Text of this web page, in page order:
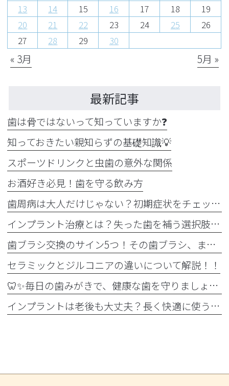
13
14 15 16 17 18
19
20
21 22 23 24 25
26
27
28 29 30
« 3月 5月 »
最新記事
歯は骨ではないって知っていますか❓
知っておきたい親知らずの基礎知識💡
スポーツドリンクと虫歯の意外な関係
お酒好き必見！歯を守る飲み方
歯周病は大人だけじゃない？初期症状をチェック
インプラント治療とは？失った歯を補う選択肢を正しく知りましょう！！
歯ブラシ交換のサイン5つ！その歯ブラシ、まだ使っていませんか？🪥
セラミックとジルコニアの違いについて解説！！
🦷✨毎日の歯みがきで、健康な歯を守りましょう✨🪥
インプラントは老後も大丈夫？長く快適に使うためのポイントと知っておきたい注意点を詳しく解説